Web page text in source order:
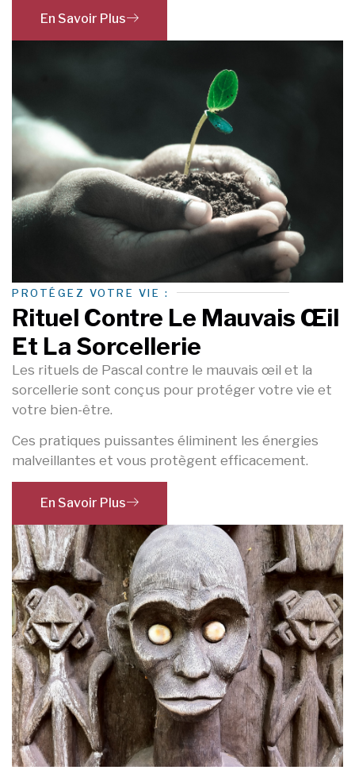
En Savoir Plus
PROTÉGEZ VOTRE VIE :
Rituel Contre Le Mauvais Œil
Et La Sorcellerie
Les rituels de Pascal contre le mauvais œil et la
sorcellerie sont conçus pour protéger votre vie et
votre bien-être.
Ces pratiques puissantes éliminent les énergies
malveillantes et vous protègent efficacement.
En Savoir Plus